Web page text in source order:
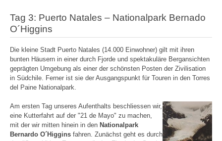
Tag 3: Puerto Natales – Nationalpark Bernado
O´Higgins
Die kleine Stadt Puerto Natales (14.000 Einwohner) gilt mit ihren
bunten Häusern in einer durch Fjorde und spektakuläre Bergansichten
geprägten Umgebung als einer der schönsten Posten der Zivilisation
in Südchile. Ferner ist sie der Ausgangspunkt für Touren in den Torres
del Paine Nationalpark.
Am ersten Tag unseres Aufenthalts beschliessen wir,
eine Kutterfahrt auf der "21 de Mayo" zu machen,
mit der wir mitten hinein in den Nationalpark
Bernardo O´Higgins fahren. Zunächst geht es durch